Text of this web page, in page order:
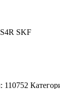
SKF
110752